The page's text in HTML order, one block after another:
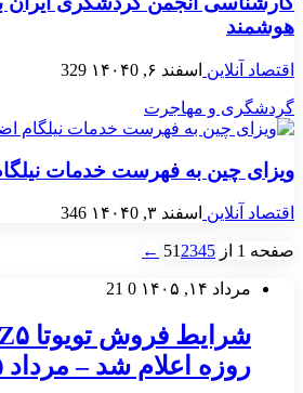
هوشمند
اقتصاد آنلاین اسفند ۶, ۱۴۰۴ 0
329
گردشگری و مهاجرت
ویزای چین به فهرست خدمات
اقتصاد آنلاین اسفند ۳, ۱۴۰۴ 0
346
صفحه 1 از 5 12345
←
مرداد ۱۴, ۱۴۰۵ 0
21
روزه اعلام شد – مرداد ۱۴۰۵